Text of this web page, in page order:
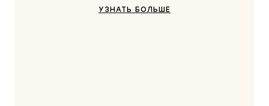
УЗНАТЬ БОЛЬШЕ